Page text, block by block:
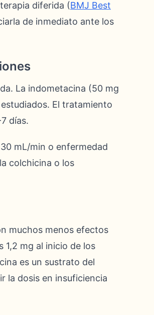
diferida (BMJ Best
de inmediato ante los
La indometacina (50 mg
El tratamiento
días.
mL/min o enfermedad
colchicina o los
muchos menos efectos
1,2 mg al inicio de los
es un sustrato del
la dosis en insuficiencia